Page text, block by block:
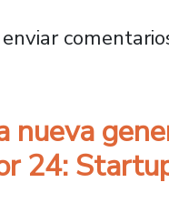
de la
nueva
24: